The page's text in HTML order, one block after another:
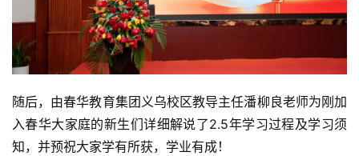
随后，由春华教育集团义乌校区教导主任潘柳良老师为刚加
入春华大家庭的新生们详细解说了2.5年学习过程及学习须
知，并预祝大家学有所获，学业有成！